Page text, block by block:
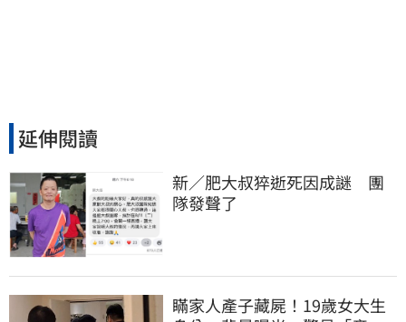
延伸閱讀
新／肥大叔猝逝死因成謎　團
隊發聲了
瞞家人產子藏屍！19歲女大生